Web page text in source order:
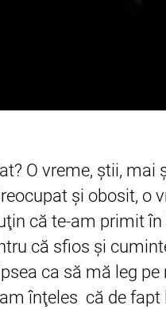
O vreme, ştii, mai
şi obosit, o
că te-am primit
că sfios şi
ca să mă leg
înţeles că de fapt